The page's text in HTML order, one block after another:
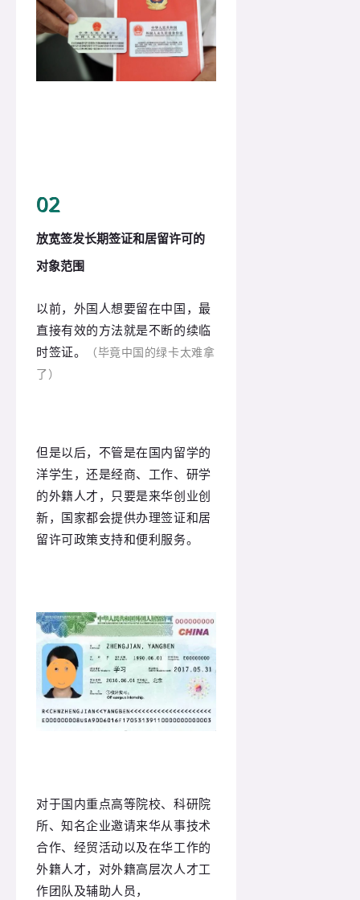
02
放宽签发长期签证和居留许可的
对象范围
以前，外国人想要留在中国，最
直接有效的方法就是不断的续临
时签证。
（毕竟中国的绿卡太难拿
了）
但是以后，不管是在国内留学的
洋学生，还是经商、工作、研学
的外籍人才 ，只要是来华创业创
新， 国家都会提供办理签证和居
留许可政策支持和便利服务。
对于国内重点高等院校、科研院
所、知名企业邀请来华从事技术
合作、经贸活动以及在华工作的
外籍人才，对外籍高层次人才工
作团队及辅助人员，